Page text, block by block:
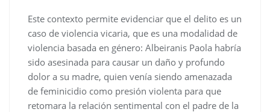
Este contexto permite evidenciar que el delito es un
caso de violencia vicaria, que es una modalidad de
violencia basada en género: Albeiranis Paola habría
sido asesinada para causar un daño y profundo
dolor a su madre, quien venía siendo amenazada
de feminicidio como presión violenta para que
retomara la relación sentimental con el padre de la